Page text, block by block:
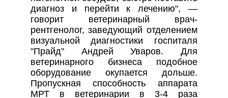
диагноз и перейти к лечению", —
говорит ветеринарный врач-
рентгенолог, заведующий отделением
визуальной диагностики госпиталя
"Прайд" Андрей Уваров. Для
ветеринарного бизнеса подобное
оборудование окупается дольше.
Пропускная способность аппарата
МРТ в ветеринарии в 3-4 раза